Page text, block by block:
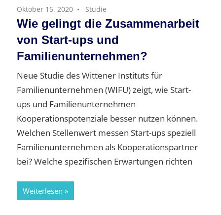
Oktober 15, 2020 Studie
Wie gelingt die Zusammenarbeit
von Start-ups und
Familienunternehmen?
Neue Studie des Wittener Instituts für
Familienunternehmen (WIFU) zeigt, wie Start-
ups und Familienunternehmen
Kooperationspotenziale besser nutzen können.
Welchen Stellenwert messen Start-ups speziell
Familienunternehmen als Kooperationspartner
bei? Welche spezifischen Erwartungen richten
Weiterlesen